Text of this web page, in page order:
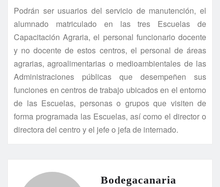
Podrán ser usuarios del servicio de manutención, el
alumnado matriculado en las tres Escuelas de
Capacitación Agraria, el personal funcionario docente
y no docente de estos centros, el personal de áreas
agrarias, agroalimentarias o medioambientales de las
Administraciones públicas que desempeñen sus
funciones en centros de trabajo ubicados en el entorno
de las Escuelas, personas o grupos que visiten de
forma programada las Escuelas, así como el director o
directora del centro y el jefe o jefa de internado.
Bodegacanaria